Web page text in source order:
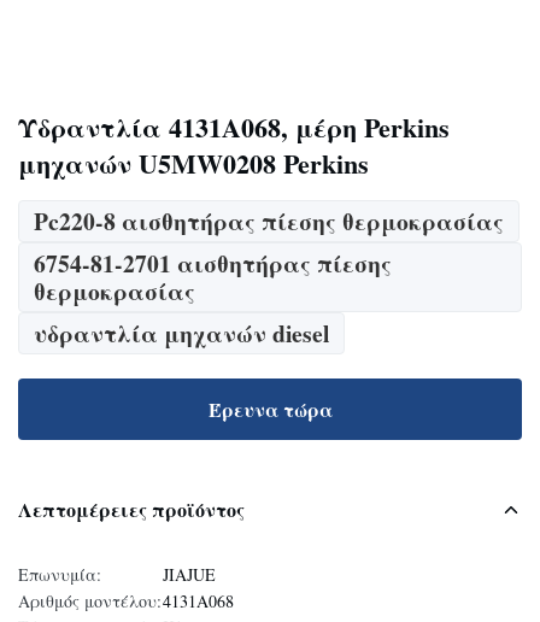
Υδραντλία 4131A068, μέρη Perkins
μηχανών U5MW0208 Perkins
Pc220-8 αισθητήρας πίεσης θερμοκρασίας
6754-81-2701 αισθητήρας πίεσης
θερμοκρασίας
υδραντλία μηχανών diesel
Έρευνα τώρα
Λεπτομέρειες προϊόντος
Επωνυμία:
JIAJUE
Αριθμός μοντέλου:4131A068